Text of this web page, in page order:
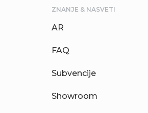
ZNANJE & NASVETI
AR
FAQ
Subvencije
Showroom